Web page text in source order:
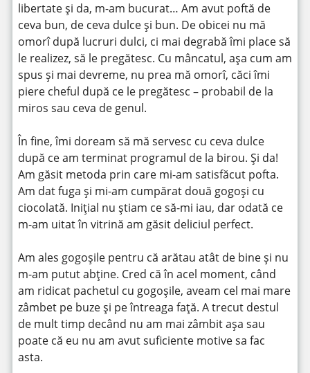
libertate și da, m-am bucurat… Am avut poftă de
ceva bun, de ceva dulce și bun. De obicei nu mă
omorî după lucruri dulci, ci mai degrabă îmi place să
le realizez, să le pregătesc. Cu mâncatul, așa cum am
spus și mai devreme, nu prea mă omorî, căci îmi
piere cheful după ce le pregătesc – probabil de la
miros sau ceva de genul.
În fine, îmi doream să mă servesc cu ceva dulce
după ce am terminat programul de la birou. Și da!
Am găsit metoda prin care mi-am satisfăcut pofta.
Am dat fuga și mi-am cumpărat două gogoși cu
ciocolată. Iniţial nu știam ce să-mi iau, dar odată ce
m-am uitat în vitrină am găsit deliciul perfect.
Am ales gogoșile pentru că arătau atât de bine și nu
m-am putut abţine. Cred că în acel moment, când
am ridicat pachetul cu gogoșile, aveam cel mai mare
zâmbet pe buze și pe întreaga faţă. A trecut destul
de mult timp decând nu am mai zâmbit așa sau
poate că eu nu am avut suficiente motive sa fac
asta.